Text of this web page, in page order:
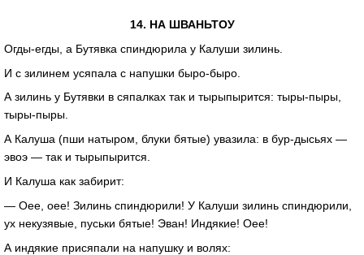
14. НА ШВАНЬТОУ
Огды-егды , а Бутявка спиндюрила у Калуши зилинь.
И с зилинем усяпала с напушки быро-быро
А зилинь у Бутявки в сяпалках так и тырыпырится: тыры-пыры,
тыры-пыры.
А Калуша (пши натыром, блуки бятые) увазила: в бур-дысьях —
эвоэ — так и тырыпырится.
И Калуша как забирит:
— Оее, оее! Зилинь спиндюрили! У Калуши зилинь спиндюрили,
ух некузявые, пуськи бятые! Эван! Индякие! Оее!
А индякие присяпали на напушку и волях: